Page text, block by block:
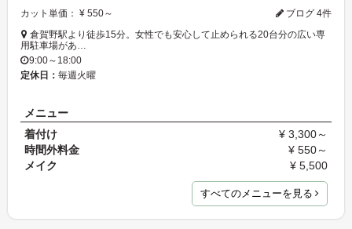
カット単価： ¥ 550～
ブログ 4件
倉賀野駅より徒歩15分。女性でも安心して止められる20台分の広い専
用駐車場があ…
9:00～18:00
定休日： 毎週火曜
メニュー
着付け
¥ 3,300～
時間外料金
¥ 550～
メイク
¥ 5,500
すべてのメニューを見る